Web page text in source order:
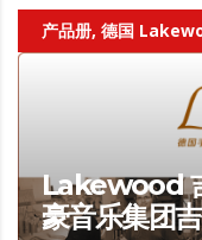
产品册, 德国
Lakewood
豪音乐集团